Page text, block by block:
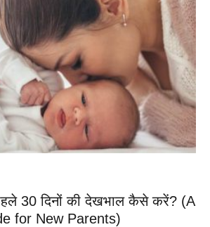
30 दिनों की देखभाल कैसे करें? (A
for New Parents)